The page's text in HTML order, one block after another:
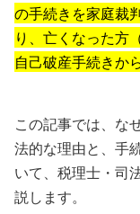
の手続きを家庭裁
り、亡くなった方
自己破産手続きか
この記事では、な
法的な理由と、手
いて、税理士・司
説します。